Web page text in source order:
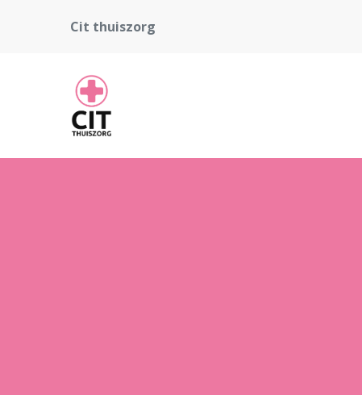
Cit thuiszorg